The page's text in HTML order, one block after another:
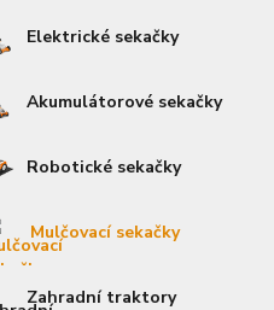
Elektrické sekačky
Akumulátorové sekačky
Robotické sekačky
Mulčovací sekačky
Zahradní traktory